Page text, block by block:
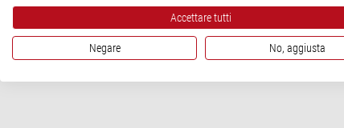
Accettare tutti
Negare No, aggiusta